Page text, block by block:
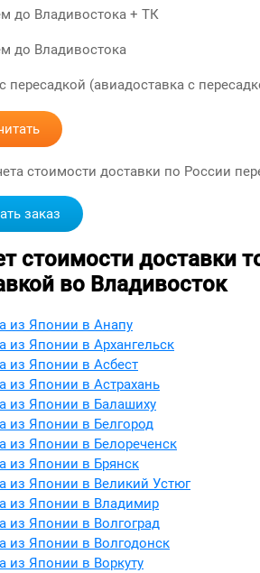
до Владивостока + ТК
до Владивостока
пересадкой (авиадоставка с
стоимости доставки по России
заказ
стоимости доставки
во Владивосток
из Японии в Анапу
из Японии в Архангельск
из Японии в Асбест
из Японии в Астрахань
из Японии в Балашиху
из Японии в Белгород
из Японии в Белореченск
из Японии в Брянск
из Японии в Великий Устюг
из Японии в Владимир
из Японии в Волгоград
из Японии в Волгодонск
из Японии в Воркуту